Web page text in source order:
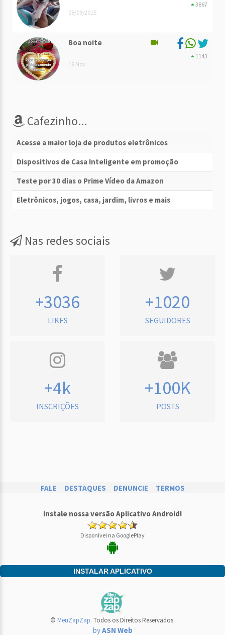
08/09/2015
3867
Boa noite
16 Nov
1143
Cafezinho...
Acesse a maior loja de produtos eletrônicos
Dispositivos de Casa Inteligente em promoção
Teste por 30 dias o Prime Vídeo da Amazon
Eletrônicos, jogos, casa, jardim, livros e mais
Nas redes sociais
+3036
LIKES
+1020
SEGUIDORES
+4k
INSCRIÇÕES
+100K
POSTS
FALE DESTAQUES DENUNCIE TERMOS
Instale nossa versão Aplicativo Android!
Disponível na GooglePlay
INSTALAR APLICATIVO
© MeuZapZap. Todos os Direitos Reservados.
byASN Web